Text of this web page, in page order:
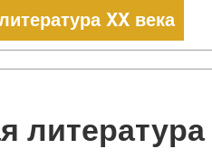
XX века
литература